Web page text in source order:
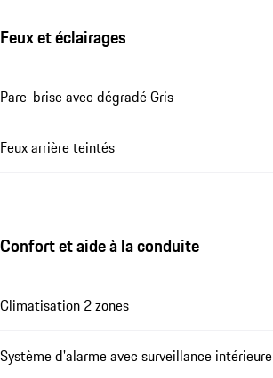
Feux et éclairages
Pare-brise avec dégradé Gris
Feux arrière teintés
Confort et aide à la conduite
Climatisation 2 zones
Système d'alarme avec surveillance intérieure